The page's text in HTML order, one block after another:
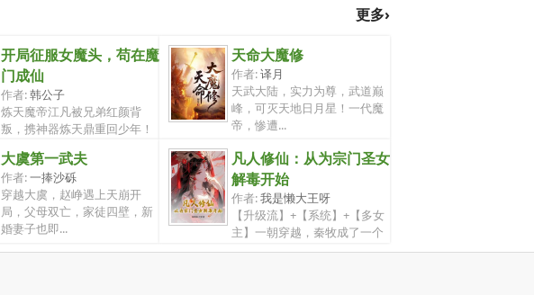
更多›
开局征服女魔头，苟在魔
门成仙
作者:韩公子
炼天魔帝江凡被兄弟红颜背
叛，携神器炼天鼎重回少年！
天命大魔修
作者:译月
天武大陆，实力为尊，武道巅
峰，可灭天地日月星！一代魔
帝，惨遭...
大虞第一武夫
作者:一捧沙砾
穿越大虞，赵峥遇上天崩开
局，父母双亡，家徒四壁，新
婚妻子也即...
凡人修仙：从为宗门圣女
解毒开始
作者:我是懒大王呀
【升级流】+【系统】+【多女
主】一朝穿越，秦牧成了一个
宗门的杂...